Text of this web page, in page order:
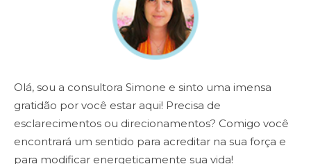
Olá, sou a consultora Simone e sinto uma imensa
gratidão por você estar aqui! Precisa de
esclarecimentos ou direcionamentos? Comigo você
encontrará um sentido para acreditar na sua força e
para modificar energeticamente sua vida!